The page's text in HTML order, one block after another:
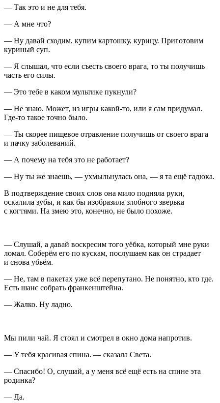
— Так это и не для тебя.
— А мне что?
— Ну давай сходим, купим картошку, курицу. Приготовим
куриный суп.
— Я слышал, что если съесть своего врага, то ты получишь
часть его силы.
— Это тебе в каком мультике пукнули?
— Не знаю. Может, из игры какой-то, или я сам придумал.
Где-то такое точно было.
— Ты скорее пищевое отравление получишь от своего врага
и пачку заболеваний.
— А почему на тебя это не работает?
— Ну ты же знаешь, — ухмыльнулась она, — я та ещё гадюка.
В подтверждение своих слов она мило подняла руки,
оскалила зубы, и как бы изобразила злобного зверька
с когтями. На змею это, конечно, не было похоже.
— Слушай, а давай воскресим того уёбка, который мне руки
ломал. Соберём его по кускам, послушаем как он страдает
и снова убьём.
— Не, там в пакетах уже всё перепутано. Не понятно, кто где.
Есть шанс собрать франкенштейна.
— Жалко. Ну ладно.
Мы пили чай. Я стоял и смотрел в окно дома напротив.
— У тебя красивая спина. — сказала Света.
— Спасибо! О, слушай, а у меня всё ещё есть на спине эта
родинка?
— Да.